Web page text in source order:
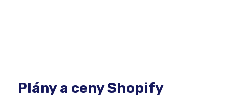
Plány a ceny Shopify